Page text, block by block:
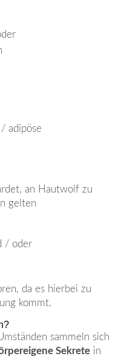
adipöse
an Hautwolf zu
gelten
/ oder
da es hierbei zu
kommt.
sammeln sich
Sekretein